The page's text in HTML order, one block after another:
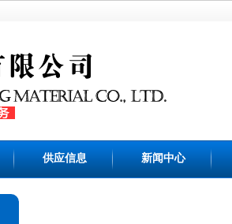
供应信息 新闻中心